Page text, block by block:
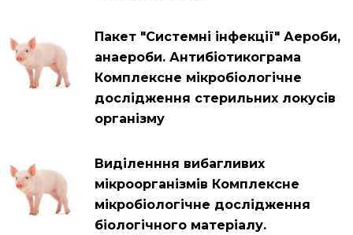
Пакет "Системні інфекції" Аероби,
анаероби. Антибіотикограма
Комплексне мікробіологічне
дослідження стерильних локусів
організму
Виділенння вибагливих
мікроорганізмів Комплексне
мікробіологічне дослідження
біологічного матеріалу.